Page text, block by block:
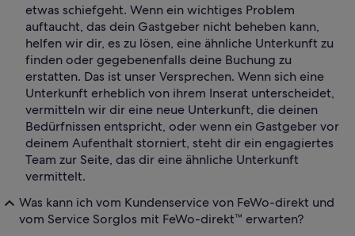
etwas schiefgeht. Wenn ein wichtiges Problem
auftaucht, das dein Gastgeber nicht beheben kann,
helfen wir dir, es zu lösen, eine ähnliche Unterkunft zu
finden oder gegebenenfalls deine Buchung zu
erstatten. Das ist unser Versprechen. Wenn sich eine
Unterkunft erheblich von ihrem Inserat unterscheidet,
vermitteln wir dir eine neue Unterkunft, die deinen
Bedürfnissen entspricht, oder wenn ein Gastgeber vor
deinem Aufenthalt storniert, steht dir ein engagiertes
Team zur Seite, das dir eine ähnliche Unterkunft
vermittelt.
Was kann ich vom Kundenservice von FeWo-direkt und
vom Service Sorglos mit FeWo-direkt™ erwarten?